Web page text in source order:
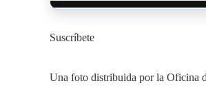
Suscríbete
Una foto distribuida por la Oficina